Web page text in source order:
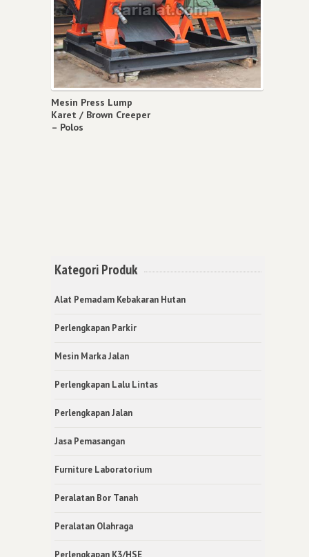
Mesin Press Lump
Karet / Brown Creeper
– Polos
Kategori Produk
Alat Pemadam Kebakaran Hutan
Perlengkapan Parkir
Mesin Marka Jalan
Perlengkapan Lalu Lintas
Perlengkapan Jalan
Jasa Pemasangan
Furniture Laboratorium
Peralatan Bor Tanah
Peralatan Olahraga
Perlengkapan K3/HSE